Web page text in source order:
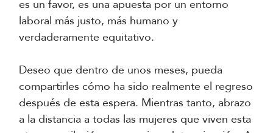
es un favor, es una apuesta por un entorno
laboral más justo, más humano y
verdaderamente equitativo.
Deseo que dentro de unos meses, pueda
compartirles cómo ha sido realmente el regreso
después de esta espera. Mientras tanto, abrazo
a la distancia a todas las mujeres que viven esta